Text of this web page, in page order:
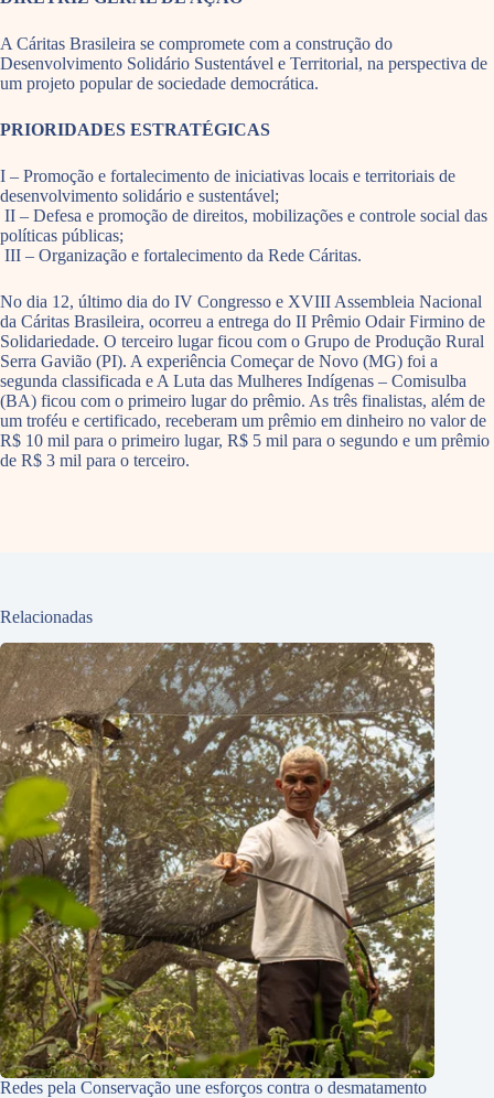
A Cáritas Brasileira se compromete com a construção do
Desenvolvimento Solidário Sustentável e Territorial, na perspectiva de
um projeto popular de sociedade democrática.
PRIORIDADES ESTRATÉGICAS
I – Promoção e fortalecimento de iniciativas locais e territoriais de
desenvolvimento solidário e sustentável;
II – Defesa e promoção de direitos, mobilizações e controle social das
políticas públicas;
III – Organização e fortalecimento da Rede Cáritas.
No dia 12, último dia do IV Congresso e XVIII Assembleia Nacional
da Cáritas Brasileira, ocorreu a entrega do II Prêmio Odair Firmino de
Solidariedade. O terceiro lugar ficou com o Grupo de Produção Rural
Serra Gavião (PI). A experiência Começar de Novo (MG) foi a
segunda classificada e A Luta das Mulheres Indígenas – Comisulba
(BA) ficou com o primeiro lugar do prêmio. As três finalistas, além de
um troféu e certificado, receberam um prêmio em dinheiro no valor de
R$ 10 mil para o primeiro lugar, R$ 5 mil para o segundo e um prêmio
de R$ 3 mil para o terceiro.
Relacionadas
Redes pela Conservação une esforços contra o desmatamento